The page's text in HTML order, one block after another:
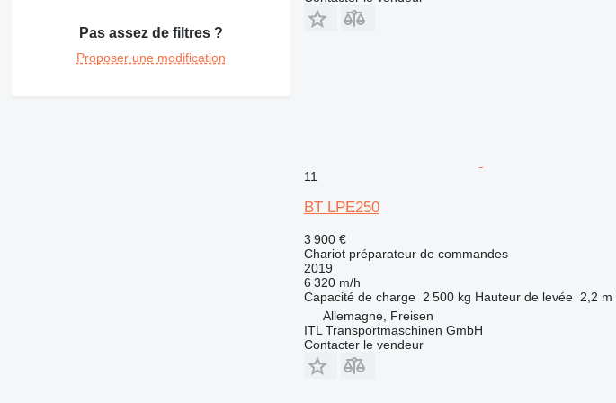
Pas assez de filtres ?
Proposer une modification
11
BT LPE250
3 900 €
Chariot préparateur de commandes
2019
6 320 m/h
Capacité de charge 2 500 kg Hauteur de levée 2,2 m
Allemagne, Freisen
ITL Transportmaschinen GmbH
Contacter le vendeur